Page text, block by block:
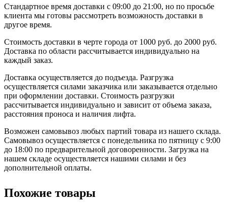
Стандартное время доставки с 09:00 до 21:00, но по просьбе
клиента мы готовы рассмотреть возможность доставки в
другое время.
Стоимость доставки в черте города от 1000 руб. до 2000 руб.
Доставка по области рассчитывается индивидуально на
каждый заказ.
Доставка осуществляется до подъезда. Разгрузка
осуществляется силами заказчика или заказывается отдельно
при оформлении доставки. Стоимость разгрузки
рассчитывается индивидуально и зависит от объема заказа,
расстояния проноса и наличия лифта.
Возможен самовывоз любых партий товара из нашего склада.
Самовывоз осуществляется с понедельника по пятницу с 9:00
до 18:00 по предварительной договоренности. Загрузка на
нашем складе осуществляется нашими силами и без
дополнительной оплаты.
Похожие товары